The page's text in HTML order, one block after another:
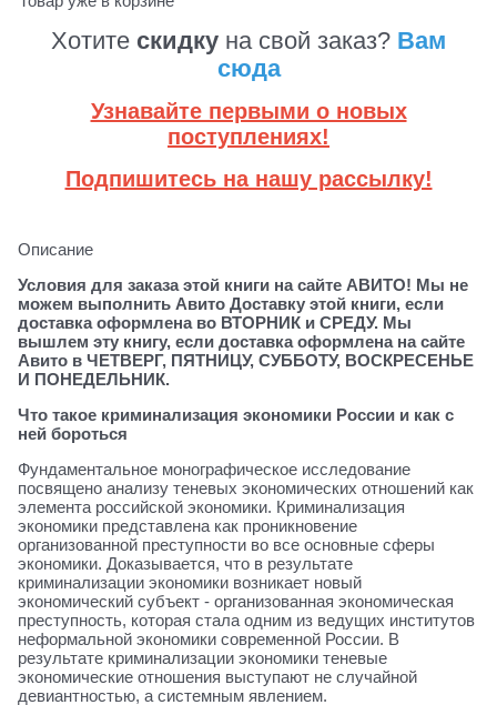
Хотите скидку на свой заказ? Вам
сюда
Узнавайте первыми о новых
поступлениях!
Подпишитесь на нашу рассылку!
Описание
Условия для заказа этой книги на сайте АВИТО! Мы не
можем выполнить Авито Доставку этой книги, если
доставка оформлена во ВТОРНИК и СРЕДУ. Мы
вышлем эту книгу, если доставка оформлена на сайте
Авито в ЧЕТВЕРГ, ПЯТНИЦУ, СУББОТУ, ВОСКРЕСЕНЬЕ
И ПОНЕДЕЛЬНИК.
Что такое криминализация экономики России и как с
ней бороться
Фундаментальное монографическое исследование
посвящено анализу теневых экономических отношений как
элемента российской экономики. Криминализация
экономики представлена как проникновение
организованной преступности во все основные сферы
экономики. Доказывается, что в результате
криминализации экономики возникает новый
экономический субъект - организованная экономическая
преступность, которая стала одним из ведущих институтов
неформальной экономики современной России. В
результате криминализации экономики теневые
экономические отношения выступают не случайной
девиантностью, а системным явлением.